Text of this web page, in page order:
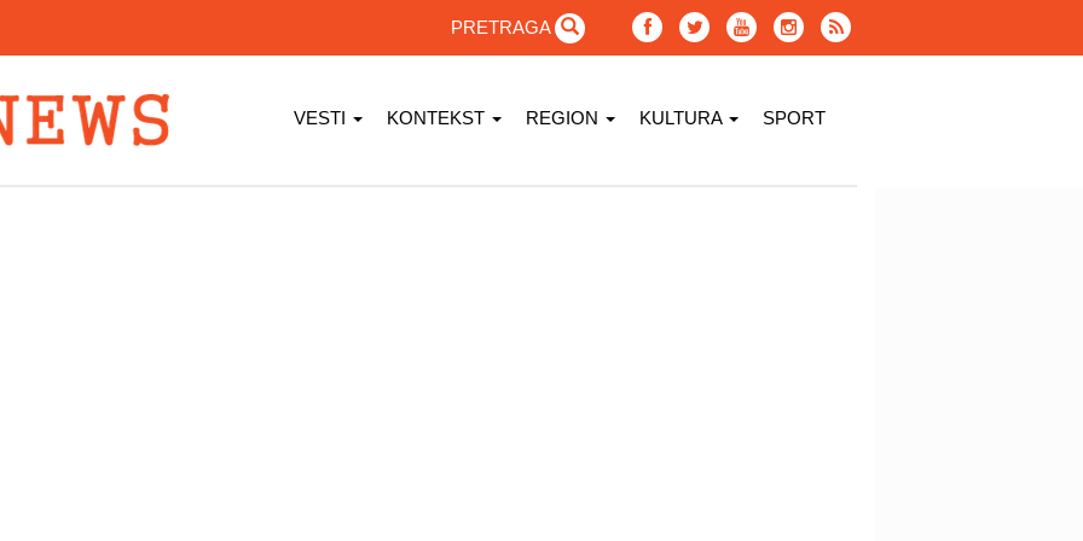
PRETRAGA
VESTI KONTEKST REGION KULTURA SPORT